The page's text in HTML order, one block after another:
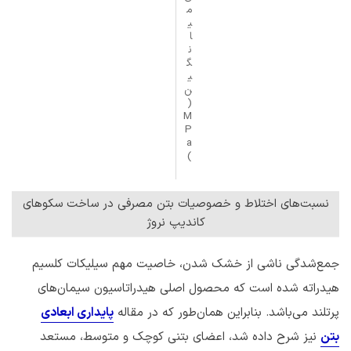
م
ی
ا
ن
گ
ی
ن
(
M
P
a
)
نسبت‌های اختلاط و خصوصیات بتن مصرفی در ساخت سکو‌های
کاندیپ نروژ
جمع‌شدگی ناشی از خشک شدن، خاصیت مهم سیلیکات کلسیم
هیدراته شده است که محصول اصلی هیدراتاسیون سیمان‌های
پرتلند می‌باشد. بنابراین همان‌طور که در مقاله پایداری ابعادی
بتن نیز شرح داده شد، اعضای بتنی کوچک و متوسط، مستعد